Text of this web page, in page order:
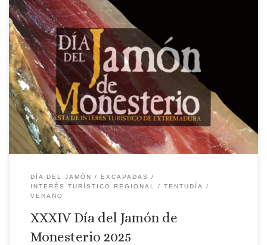
Día del Jamón de Monesterio 7 de septiembre de 2024
DÍA DEL JAMÓN
EXCAPADAS
INTERÉS TURÍSTICO REGIONAL
TENTUDÍA
VERANO
XXXIV Día del Jamón de
Monesterio 2025